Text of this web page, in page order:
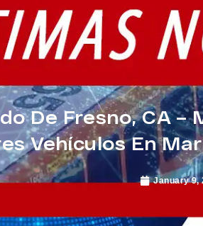
De Fresno, CA
Vehículos En
January 9,